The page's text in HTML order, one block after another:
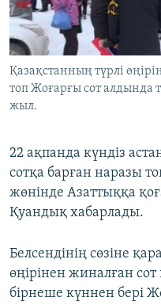
Басқа тілдерде
Қазақстанның түрлі
топ Жоғарғы сот алдында
жыл.
22 ақпанда күндіз
сотқа барған наразы
жөнінде Азаттыққа
Қуандық хабарлады.
Белсендінің сөзіне
өңірінен жиналған
бірнеше күннен бері